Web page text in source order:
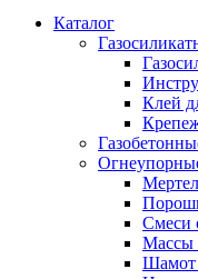
Каталог
Клей
Смеси
Массы
Шамот